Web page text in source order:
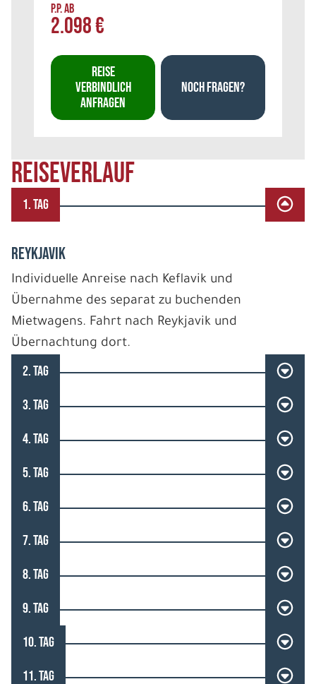
REISEVERLAUF
1. TAG
REYKJAVIK
Individuelle Anreise nach Keflavik und
Übernahme des separat zu buchenden
Mietwagens. Fahrt nach Reykjavik und
Übernachtung dort.
2. TAG
3. TAG
4. TAG
5. TAG
6. TAG
7. TAG
8. TAG
9. TAG
10. TAG
11. TAG
P.P. AB
2.098 €
REISE
VERBINDLICH
ANFRAGEN
NOCH FRAGEN?